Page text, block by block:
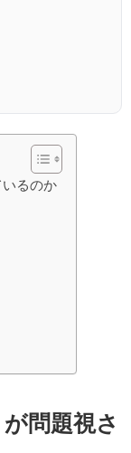
るのか
問題視さ